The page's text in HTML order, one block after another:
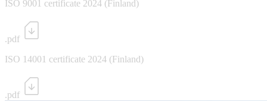
ISO 9001 certificate 2024 (Finland)
.pdf
ISO 14001 certificate 2024 (Finland)
.pdf